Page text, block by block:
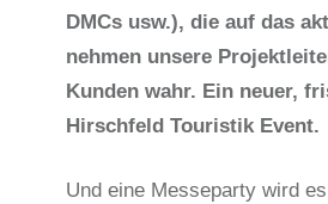
DMCs usw.), die auf das
nehmen unsere
Kunden wahr. Ein neuer,
Hirschfeld Touristik Event.
Und eine Messeparty wird